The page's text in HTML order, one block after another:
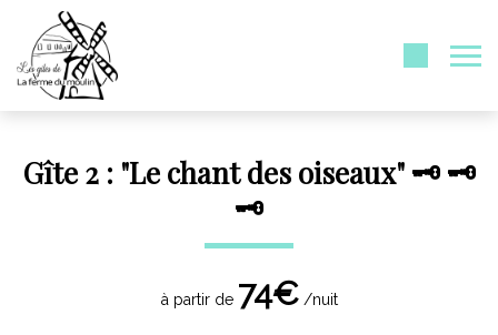
Gîte 2 : "Le chant des oiseaux" 🗝️ 🗝️
🗝️
à partir de 74€/nuit